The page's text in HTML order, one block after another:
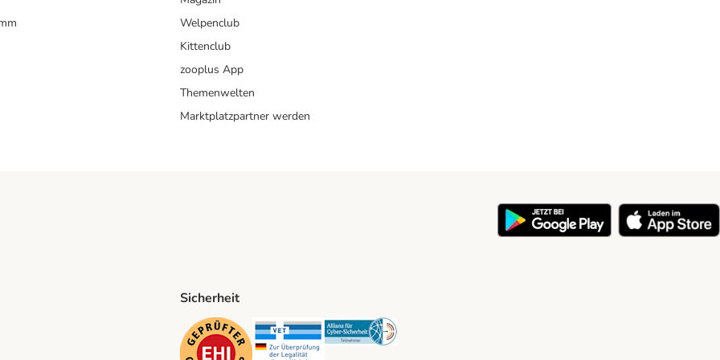
Welpenclub
Kittenclub
zooplus App
Themenwelten
Marktplatzpartner werden
Method
Sicherheit
Security Security Security